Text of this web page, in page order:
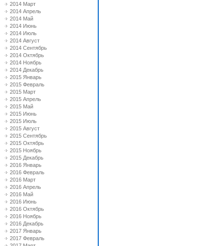
2014 Март
2014 Апрель
2014 Май
2014 Июнь
2014 Июль
2014 Август
2014 Сентябрь
2014 Октябрь
2014 Ноябрь
2014 Декабрь
2015 Январь
2015 Февраль
2015 Март
2015 Апрель
2015 Май
2015 Июнь
2015 Июль
2015 Август
2015 Сентябрь
2015 Октябрь
2015 Ноябрь
2015 Декабрь
2016 Январь
2016 Февраль
2016 Март
2016 Апрель
2016 Май
2016 Июнь
2016 Октябрь
2016 Ноябрь
2016 Декабрь
2017 Январь
2017 Февраль